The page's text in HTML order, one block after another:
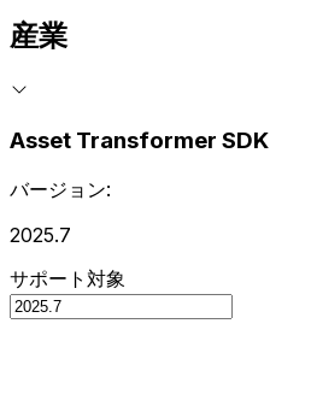
産業
Asset Transformer SDK
バージョン:
2025.7
サポート対象